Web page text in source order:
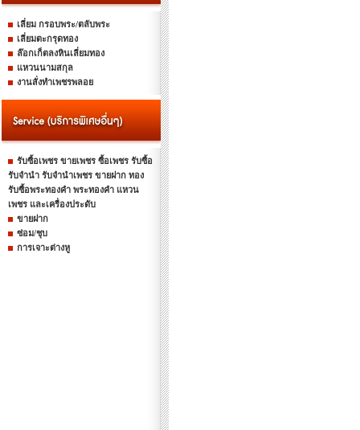
เลี่ยม กรอบพระ/ตลับพระ
เลี่ยมตะกรุดทอง
ล๊อกเก็ตลงหินเลี่ยมทอง
แหวนนามสกุล
งานสั่งทำเพชรพลอย
รับซื้อเพชร ขายเพชร ซื้อเพชร รับซื้อ
รับจำนำ รับจำนำเพชร ขายฝาก ทอง
รับซื้อพระทองคำ พระทองคำ แหวน
เพชร และเครื่องประดับ
ขายฝาก
ซ่อม/ชุบ
การเจาะต่างหู